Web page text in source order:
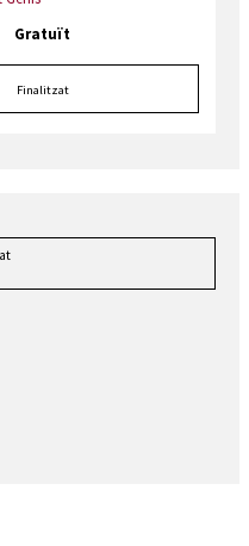
Gratuït
Finalitzat